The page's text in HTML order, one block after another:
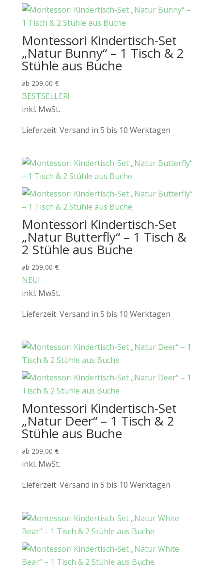
Montessori Kindertisch-Set
„Natur Bunny“ – 1 Tisch & 2
Stühle aus Buche
ab 209,00 €
BESTSELLER!
inkl. MwSt.
Lieferzeit: Versand in 5 bis 10 Werktagen
Montessori Kindertisch-Set
„Natur Butterfly“ – 1 Tisch &
2 Stühle aus Buche
ab 209,00 €
NEU!
inkl. MwSt.
Lieferzeit: Versand in 5 bis 10 Werktagen
Montessori Kindertisch-Set
„Natur Deer“ – 1 Tisch & 2
Stühle aus Buche
ab 209,00 €
inkl. MwSt.
Lieferzeit: Versand in 5 bis 10 Werktagen